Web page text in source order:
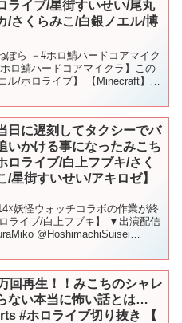
ライブ/星街すいせい/尾丸
/さくらみこ/白銀ノエル/博
ら －#ホロ鯖ハードコアマイク
ロ鯖ハードコアマイクラ】この
/ホロライブ】 【Minecraft】ハ
日に遅刻してタクシーでバ
いかける事になったみこち
ロライブ/白上フブキ/さく
/星街すいせい/アキロゼ】
妖怪ウォッチコラボの作業が終
ライブ/白上フブキ】 ▼出演配信
@HoshimachiSuisei
回再生！！みこちのシャレ
ない本当に怖い話とは…
#ホロライブ切り抜き 【